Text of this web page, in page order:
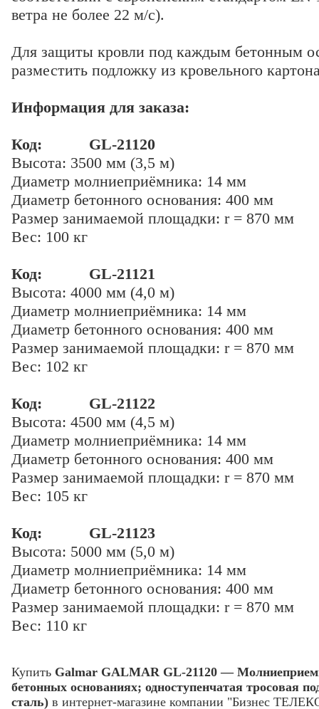
ветра не более 22 м/с).
Для защиты кровли под каждым бетонным
разместить подложку из кровельного
Информация для заказа:
Код: GL-21120
Высота: 3500 мм (3,5 м)
Диаметр молниеприёмника: 14 мм
Диаметр бетонного основания: 400 мм
Размер занимаемой площадки: r = 870 мм
Вес: 100 кг
Код: GL-21121
Высота: 4000 мм (4,0 м)
Диаметр молниеприёмника: 14 мм
Диаметр бетонного основания: 400 мм
Размер занимаемой площадки: r = 870 мм
Вес: 102 кг
Код: GL-21122
Высота: 4500 мм (4,5 м)
Диаметр молниеприёмника: 14 мм
Диаметр бетонного основания: 400 мм
Размер занимаемой площадки: r = 870 мм
Вес: 105 кг
Код: GL-21123
Высота: 5000 мм (5,0 м)
Диаметр молниеприёмника: 14 мм
Диаметр бетонного основания: 400 мм
Размер занимаемой площадки: r = 870 мм
Вес: 110 кг
Купить Galmar GALMAR GL-21120 —
бетонных основаниях; одноступенчатая тросовая
сталь) в интернет-магазине компании "Бизнес